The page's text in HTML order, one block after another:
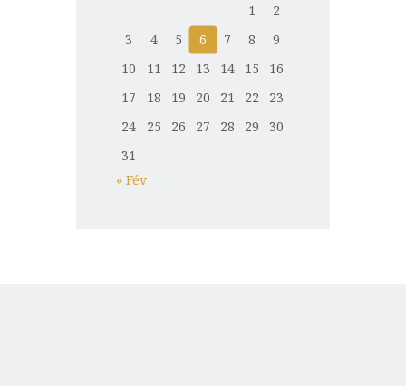
1
2
3
4 5 6 7 8
9
10
11 12 13 14 15
16
17
18 19 20 21 22
23
24
25 26 27 28 29
30
31
« Fév